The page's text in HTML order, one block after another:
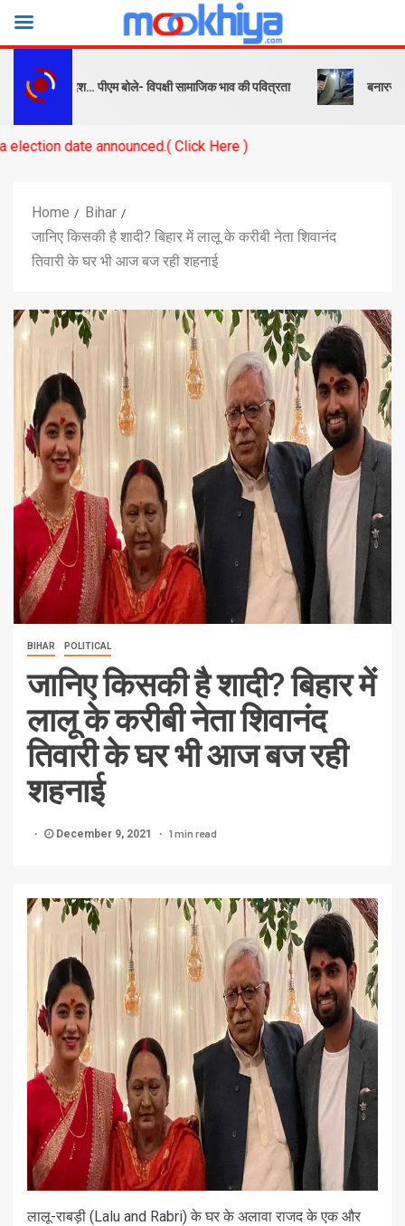
और संदेश… पीएम बोले- विपक्षी सामाजिक भाव की पवित्रता बनारस स्टेशन के
announced.( Click Here )
Home
Bihar
जानिए किसकी है शादी? बिहार में लालू के करीबी नेता शिवानंद
तिवारी के घर भी आज बज रही शहनाई
BIHAR POLITICAL
जानिए किसकी है शादी? बिहार में
लालू के करीबी नेता शिवानंद
तिवारी के घर भी आज बज रही
शहनाई
December 9, 2021 1 min read
लालू-राबड़ी (Lalu and Rabri) के घर के अलावा राजद के एक और